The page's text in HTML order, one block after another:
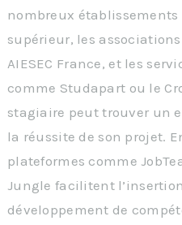
nombreux établissements
supérieur, les
AIESEC France, et les
comme Studapart ou le
stagiaire peut trouver un
la réussite de son projet.
plateformes comme
Jungle facilitent
développement de